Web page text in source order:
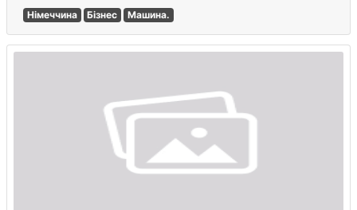
Німеччина Бізнес Машина.